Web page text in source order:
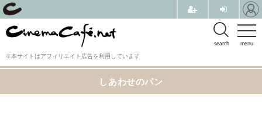
menu
search
※本サイトはアフィリエイト広告を利用しています
しあわせのパン